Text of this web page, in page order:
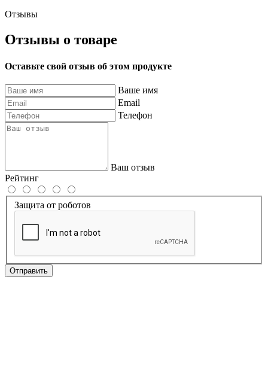
Отзывы
Отзывы о товаре
Оставьте свой отзыв об этом продукте
Ваше имя
Email
Телефон
Ваш отзыв
Рейтинг
Защита от роботов
Отправить